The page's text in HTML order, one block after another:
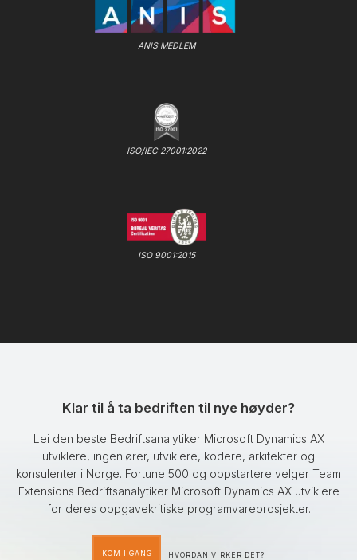
ANIS MEDLEM
ISO/IEC 27001:2022
ISO 9001:2015
Klar til å ta bedriften til nye høyder?
Lei den beste Bedriftsanalytiker Microsoft Dynamics AX
utviklere, ingeniører, utviklere, kodere, arkitekter og
konsulenter i Norge. Fortune 500 og oppstartere velger Team
Extensions Bedriftsanalytiker Microsoft Dynamics AX utviklere
for deres oppgavekritiske programvareprosjekter.
KOM I GANG HVORDAN VIRKER DET?